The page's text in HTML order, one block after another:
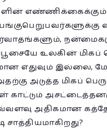
உலகின் மிகப்
எதுவும் இல்லை,
அடுத்த மிகப்
காட்டும்
அதிகமான